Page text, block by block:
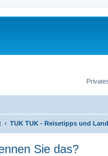
TUK TUK - Reisetipps und
Sie das?